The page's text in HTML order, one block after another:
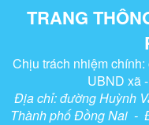
TRANG
Chịu trách nhiệm
UBND xã
Địa chỉ: đường Huỳnh
Thành phố Đồng Nai -